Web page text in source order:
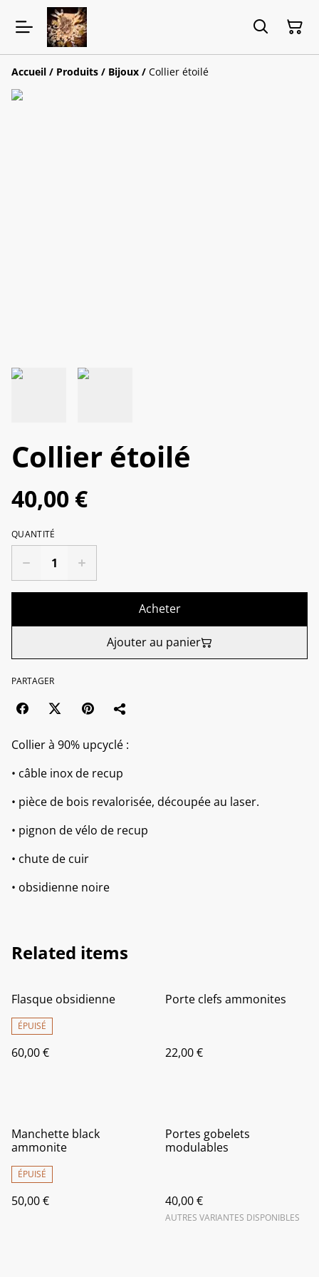
Accueil / Produits / Bijoux / Collier étoilé
Collier étoilé
40,00 €
QUANTITÉ
Acheter
Ajouter au panier
PARTAGER
Collier à 90% upcyclé :
• câble inox de recup
• pièce de bois revalorisée, découpée au laser.
• pignon de vélo de recup
• chute de cuir
• obsidienne noire
Related items
Flasque obsidienne
ÉPUISÉ
60,00 €
Porte clefs ammonites
22,00 €
Manchette black
ammonite
ÉPUISÉ
50,00 €
Portes gobelets
modulables
40,00 €
AUTRES VARIANTES DISPONIBLES